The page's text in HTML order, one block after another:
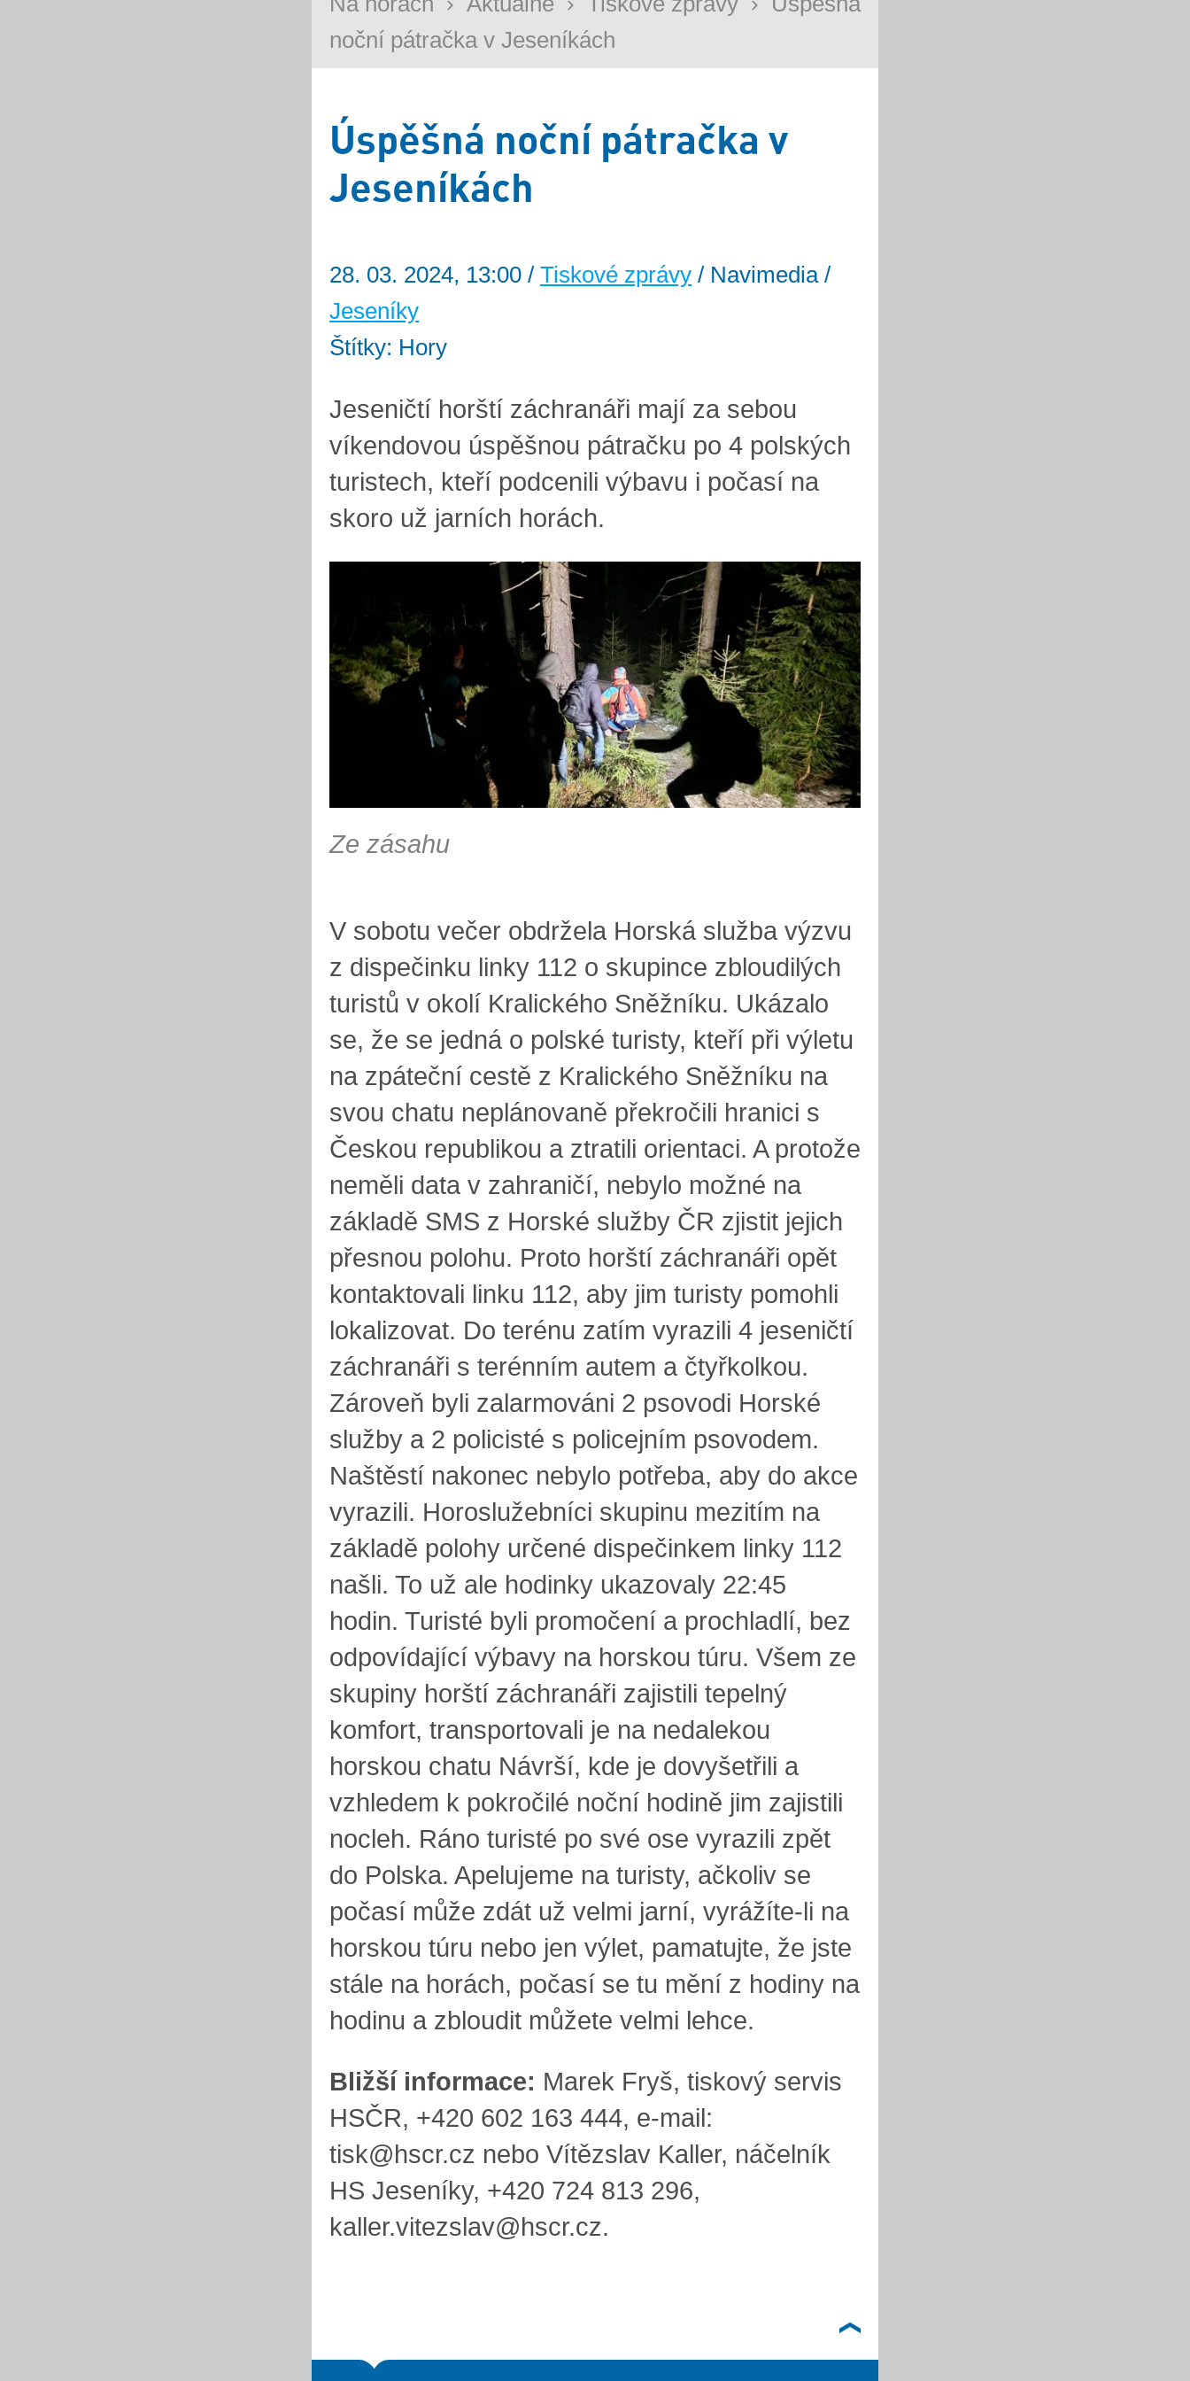
noční pátračka v Jeseníkách
Úspěšná noční pátračka v
Jeseníkách
28. 03. 2024, 13:00 / Tiskové zprávy / Navimedia /
Jeseníky
Štítky: Hory
Jeseničtí horští záchranáři mají za sebou
víkendovou úspěšnou pátračku po 4 polských
turistech, kteří podcenili výbavu i počasí na
skoro už jarních horách.
Ze zásahu
V sobotu večer obdržela Horská služba výzvu
z dispečinku linky 112 o skupince zbloudilých
turistů v okolí Kralického Sněžníku. Ukázalo
se, že se jedná o polské turisty, kteří při výletu
na zpáteční cestě z Kralického Sněžníku na
svou chatu neplánovaně překročili hranici s
Českou republikou a ztratili orientaci. A protože
neměli data v zahraničí, nebylo možné na
základě SMS z Horské služby ČR zjistit jejich
přesnou polohu. Proto horští záchranáři opět
kontaktovali linku 112, aby jim turisty pomohli
lokalizovat. Do terénu zatím vyrazili 4 jeseničtí
záchranáři s terénním autem a čtyřkolkou.
Zároveň byli zalarmováni 2 psovodi Horské
služby a 2 policisté s policejním psovodem.
Naštěstí nakonec nebylo potřeba, aby do akce
vyrazili. Horoslužebníci skupinu mezitím na
základě polohy určené dispečinkem linky 112
našli. To už ale hodinky ukazovaly 22:45
hodin. Turisté byli promočení a prochladlí, bez
odpovídající výbavy na horskou túru. Všem ze
skupiny horští záchranáři zajistili tepelný
komfort, transportovali je na nedalekou
horskou chatu Návrší, kde je dovyšetřili a
vzhledem k pokročilé noční hodině jim zajistili
nocleh. Ráno turisté po své ose vyrazili zpět
do Polska. Apelujeme na turisty, ačkoliv se
počasí může zdát už velmi jarní, vyrážíte-li na
horskou túru nebo jen výlet, pamatujte, že jste
stále na horách, počasí se tu mění z hodiny na
hodinu a zbloudit můžete velmi lehce.
Bližší informace: Marek Fryš, tiskový servis
HSČR, +420 602 163 444, e-mail:
tisk@hscr.cz nebo Vítězslav Kaller, náčelník
HS Jeseníky, +420 724 813 296,
kaller.vitezslav@hscr.cz.